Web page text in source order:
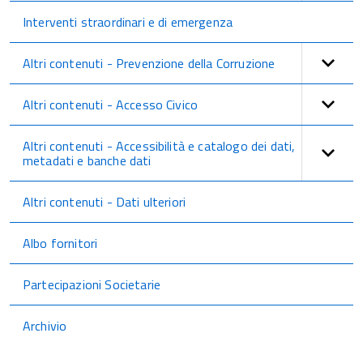
Interventi straordinari e di emergenza
Altri contenuti - Prevenzione della Corruzione
Altri contenuti - Accesso Civico
Altri contenuti - Accessibilità e catalogo dei dati,
metadati e banche dati
Altri contenuti - Dati ulteriori
Albo fornitori
Partecipazioni Societarie
Archivio